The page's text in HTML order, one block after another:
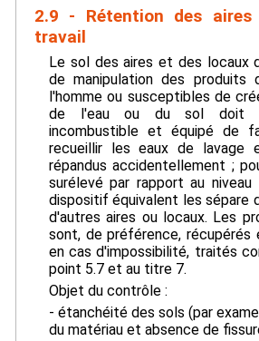
2.9 - Rétention des
travail
Le sol des aires et des locaux
de manipulation des produits
l'homme ou susceptibles de
de l'eau ou du sol doit
incombustible et équipé de
recueillir les eaux de lavage
répandus accidentellement ;
surélevé par rapport au
dispositif équivalent les sépare
d'autres aires ou locaux. Les
sont, de préférence, récupérés
en cas d'impossibilité, traités
point 5.7 et au titre 7.
Objet du contrôle :
- étanchéité des sols (par
du matériau et absence de